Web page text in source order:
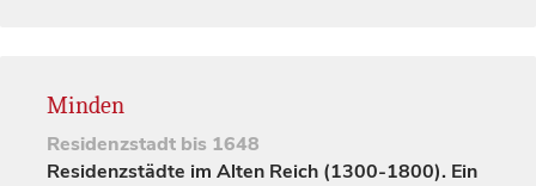
Minden
Residenzstadt bis 1648
Residenzstädte im Alten Reich (1300-1800). Ein